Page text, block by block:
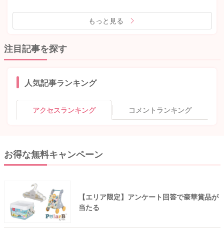
もっと見る
注目記事を探す
人気記事ランキング
アクセスランキング コメントランキング
お得な無料キャンペーン
【エリア限定】アンケート回答で豪華賞品が
当たる